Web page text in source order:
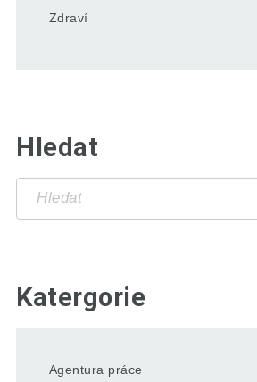
Zdraví
Hledat
Katergorie
Agentura práce